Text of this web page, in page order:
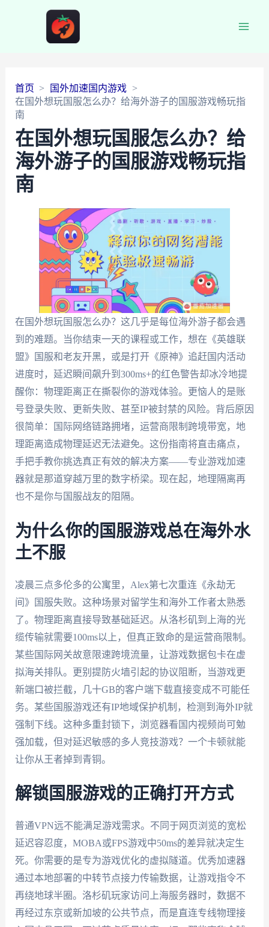
首页
国外加速国内游戏
在国外想玩国服怎么办？给海外游子的国服游戏畅玩指
南
在国外想玩国服怎么办？给
海外游子的国服游戏畅玩指
南
在国外想玩国服怎么办？这几乎是每位海外游子都会遇
到的难题。当你结束一天的课程或工作，想在《英雄联
盟》国服和老友开黑，或是打开《原神》追赶国内活动
进度时，延迟瞬间飙升到300ms+的红色警告却冰冷地提
醒你：物理距离正在撕裂你的游戏体验。更恼人的是账
号登录失败、更新失败、甚至IP被封禁的风险。背后原因
很简单：国际网络链路拥堵，运营商限制跨境带宽，地
理距离造成物理延迟无法避免。这份指南将直击痛点，
手把手教你挑选真正有效的解决方案——专业游戏加速
器就是那道穿越万里的数字桥梁。现在起，地理隔离再
也不是你与国服战友的阻隔。
为什么你的国服游戏总在海外水
土不服
凌晨三点多伦多的公寓里，Alex第七次重连《永劫无
间》国服失败。这种场景对留学生和海外工作者太熟悉
了。物理距离直接导致基础延迟。从洛杉矶到上海的光
缆传输就需要100ms以上，但真正致命的是运营商限制。
某些国际网关故意限速跨境流量，让游戏数据包卡在虚
拟海关排队。更别提防火墙引起的协议阻断，当游戏更
新端口被拦截，几十GB的客户端下载直接变成不可能任
务。某些国服游戏还有IP地域保护机制，检测到海外IP就
强制下线。这种多重封锁下，浏览器看国内视频尚可勉
强加载，但对延迟敏感的多人竞技游戏？一个卡顿就能
让你从王者掉到青铜。
解锁国服游戏的正确打开方式
普通VPN远不能满足游戏需求。不同于网页浏览的宽松
延迟容忍度，MOBA或FPS游戏中50ms的差异就决定生
死。你需要的是专为游戏优化的虚拟隧道。优秀加速器
通过本地部署的中转节点接力传输数据，让游戏指令不
再绕地球半圈。洛杉矶玩家访问上海服务器时，数据不
再经过东京或新加坡的公共节点，而是直连专线物理接